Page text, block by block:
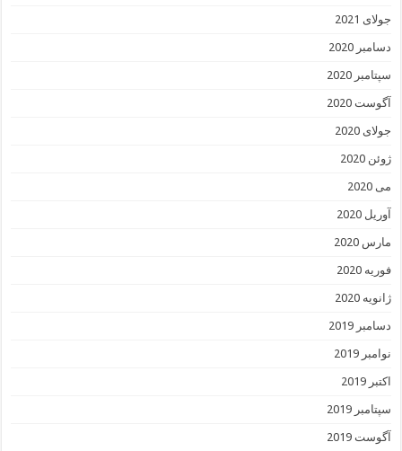
جولای 2021
دسامبر 2020
سپتامبر 2020
آگوست 2020
جولای 2020
ژوئن 2020
می 2020
آوریل 2020
مارس 2020
فوریه 2020
ژانویه 2020
دسامبر 2019
نوامبر 2019
اکتبر 2019
سپتامبر 2019
آگوست 2019